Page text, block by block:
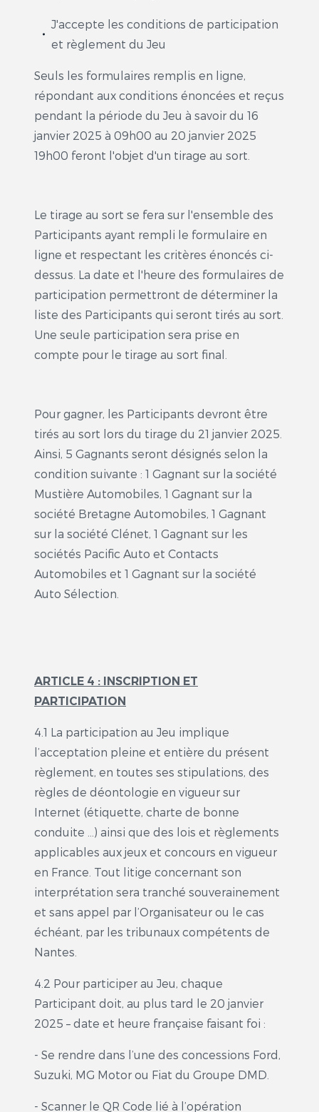
J'accepte les conditions de participation
et règlement du Jeu
Seuls les formulaires remplis en ligne,
répondant aux conditions énoncées et reçus
pendant la période du Jeu à savoir du 16
janvier 2025 à 09h00 au 20 janvier 2025
19h00 feront l'objet d'un tirage au sort.
Le tirage au sort se fera sur l'ensemble des
Participants ayant rempli le formulaire en
ligne et respectant les critères énoncés ci-
dessus. La date et l'heure des formulaires de
participation permettront de déterminer la
liste des Participants qui seront tirés au sort.
Une seule participation sera prise en
compte pour le tirage au sort final.
Pour gagner, les Participants devront être
tirés au sort lors du tirage du 21 janvier 2025.
Ainsi, 5 Gagnants seront désignés selon la
condition suivante : 1 Gagnant sur la société
Mustière Automobiles, 1 Gagnant sur la
société Bretagne Automobiles, 1 Gagnant
sur la société Clénet, 1 Gagnant sur les
sociétés Pacific Auto et Contacts
Automobiles et 1 Gagnant sur la société
Auto Sélection.
ARTICLE 4 : INSCRIPTION ET
PARTICIPATION
4.1 La participation au Jeu implique
l’acceptation pleine et entière du présent
règlement, en toutes ses stipulations, des
règles de déontologie en vigueur sur
Internet (étiquette, charte de bonne
conduite …) ainsi que des lois et règlements
applicables aux jeux et concours en vigueur
en France. Tout litige concernant son
interprétation sera tranché souverainement
et sans appel par l’Organisateur ou le cas
échéant, par les tribunaux compétents de
Nantes.
4.2 Pour participer au Jeu, chaque
Participant doit, au plus tard le 20 janvier
2025 – date et heure française faisant foi :
- Se rendre dans l’une des concessions Ford,
Suzuki, MG Motor ou Fiat du Groupe DMD.
- Scanner le QR Code lié à l’opération